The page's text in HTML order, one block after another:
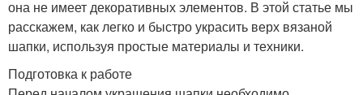
она не имеет декоративных элементов. В этой статье мы
расскажем, как легко и быстро украсить верх вязаной
шапки, используя простые материалы и техники.
Подготовка к работе